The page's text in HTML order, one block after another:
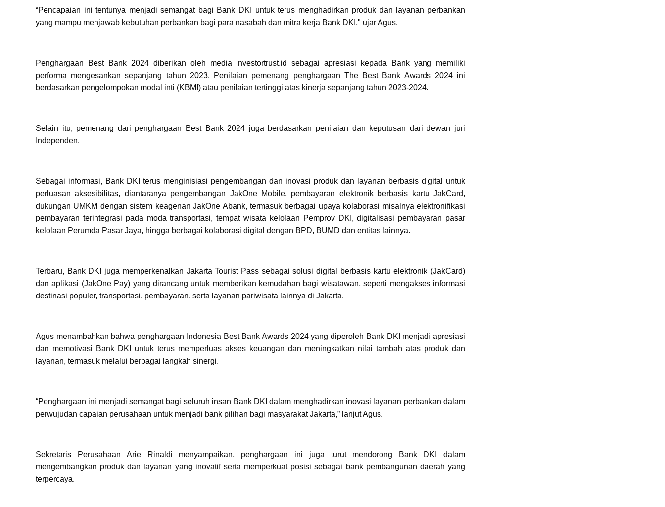
“Pencapaian ini tentunya menjadi semangat bagi Bank DKI untuk terus menghadirkan produk dan layanan perbankan
yang mampu menjawab kebutuhan perbankan bagi para nasabah dan mitra kerja Bank DKI," ujar Agus.
Penghargaan Best Bank 2024 diberikan oleh media Investortrust.id sebagai apresiasi kepada Bank yang memiliki
performa mengesankan sepanjang tahun 2023. Penilaian pemenang penghargaan The Best Bank Awards 2024 ini
berdasarkan pengelompokan modal inti (KBMI) atau penilaian tertinggi atas kinerja sepanjang tahun 2023-2024.
Selain itu, pemenang dari penghargaan Best Bank 2024 juga berdasarkan penilaian dan keputusan dari dewan juri
Independen.
Sebagai informasi, Bank DKI terus menginisiasi pengembangan dan inovasi produk dan layanan berbasis digital untuk
perluasan aksesibilitas, diantaranya pengembangan JakOne Mobile, pembayaran elektronik berbasis kartu JakCard,
dukungan UMKM dengan sistem keagenan JakOne Abank, termasuk berbagai upaya kolaborasi misalnya elektronifikasi
pembayaran terintegrasi pada moda transportasi, tempat wisata kelolaan Pemprov DKI, digitalisasi pembayaran pasar
kelolaan Perumda Pasar Jaya, hingga berbagai kolaborasi digital dengan BPD, BUMD dan entitas lainnya.
Terbaru, Bank DKI juga memperkenalkan Jakarta Tourist Pass sebagai solusi digital berbasis kartu elektronik (JakCard)
dan aplikasi (JakOne Pay) yang dirancang untuk memberikan kemudahan bagi wisatawan, seperti mengakses informasi
destinasi populer, transportasi, pembayaran, serta layanan pariwisata lainnya di Jakarta.
Agus menambahkan bahwa penghargaan Indonesia Best Bank Awards 2024 yang diperoleh Bank DKI menjadi apresiasi
dan memotivasi Bank DKI untuk terus memperluas akses keuangan dan meningkatkan nilai tambah atas produk dan
layanan, termasuk melalui berbagai langkah sinergi.
“Penghargaan ini menjadi semangat bagi seluruh insan Bank DKI dalam menghadirkan inovasi layanan perbankan dalam
perwujudan capaian perusahaan untuk menjadi bank pilihan bagi masyarakat Jakarta,” lanjut Agus.
Sekretaris Perusahaan Arie Rinaldi menyampaikan, penghargaan ini juga turut mendorong Bank DKI dalam
mengembangkan produk dan layanan yang inovatif serta memperkuat posisi sebagai bank pembangunan daerah yang
terpercaya.